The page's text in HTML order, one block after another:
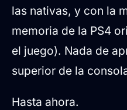
las nativas, y con la
memoria de la PS4
el juego). Nada de
superior de la
Hasta ahora.